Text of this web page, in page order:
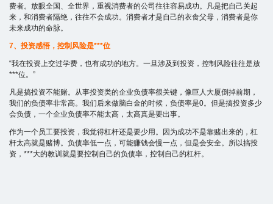
费者。放眼全国、全世界，重视消费者的公司往往容易成功。凡是把自己关起
来，和消费者隔绝，往往不会成功。消费者才是自己的衣食父母，消费者是你
未来成功的命脉。
7、投资感悟，控制风险是***位
“我在投资上交过学费，也有成功的地方。一旦涉及到投资，控制风险往往是放
***位。”
凡是搞投资不能赌。从事投资类的企业负债率很关键，像巨人大厦倒掉前期，
我们的负债率非常高。我们后来做脑白金的时候，负债率是0。但是搞投资多少
会负债，一个企业负债率不能太高，太高真是要出事。
作为一个员工要投资，我觉得杠杆还是要少用。因为成功不是靠赌出来的，杠
杆太高就是赌博。负债率低一点，可能赚钱会慢一点，但是会安全。所以搞投
资，***大的教训就是要控制自己的负债率，控制自己的杠杆。